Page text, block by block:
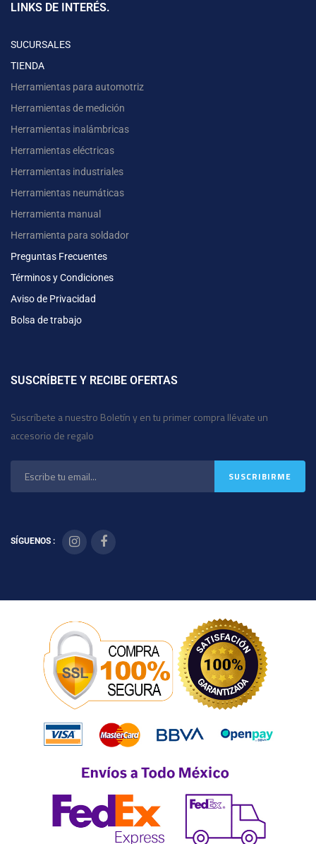
LINKS DE INTERÉS.
SUCURSALES
TIENDA
Herramientas para automotriz
Herramientas de medición
Herramientas inalámbricas
Herramientas eléctricas
Herramientas industriales
Herramientas neumáticas
Herramienta manual
Herramienta para soldador
Preguntas Frecuentes
Términos y Condiciones
Aviso de Privacidad
Bolsa de trabajo
SUSCRÍBETE Y RECIBE OFERTAS
Suscríbete a nuestro Boletín y en tu primer compra llévate un
accesorio de regalo
SÍGUENOS :